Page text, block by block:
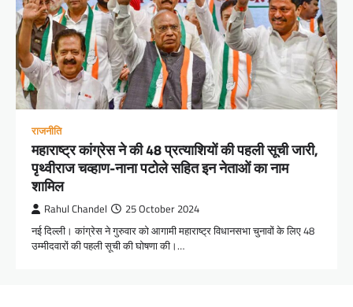
राजनीति
महाराष्ट्र कांग्रेस ने की 48 प्रत्याशियों की पहली सूची जारी,
पृथ्वीराज चव्हाण-नाना पटोले सहित इन नेताओं का नाम
शामिल
Rahul Chandel 25 October 2024
नई दिल्ली। कांग्रेस ने गुरुवार को आगामी महाराष्ट्र विधानसभा चुनावों के लिए 48
उम्मीदवारों की पहली सूची की घोषणा की।…